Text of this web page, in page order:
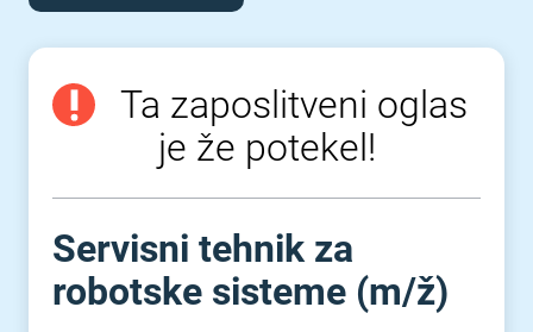
Ta zaposlitveni oglas
je že potekel!
Servisni tehnik za
robotske sisteme (m⁠/⁠ž)